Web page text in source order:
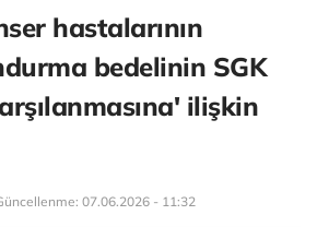
hastalarının
bedelinin SGK
ilişkin
07.06.2026 - 11:32